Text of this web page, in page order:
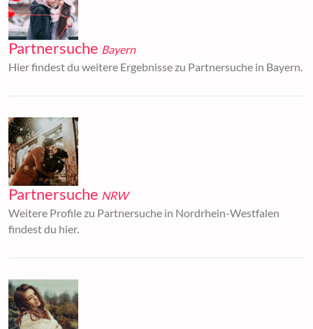
Partnersuche Bayern
Hier findest du weitere Ergebnisse zu Partnersuche in Bayern.
Partnersuche NRW
Weitere Profile zu Partnersuche in Nordrhein-Westfalen
findest du hier.